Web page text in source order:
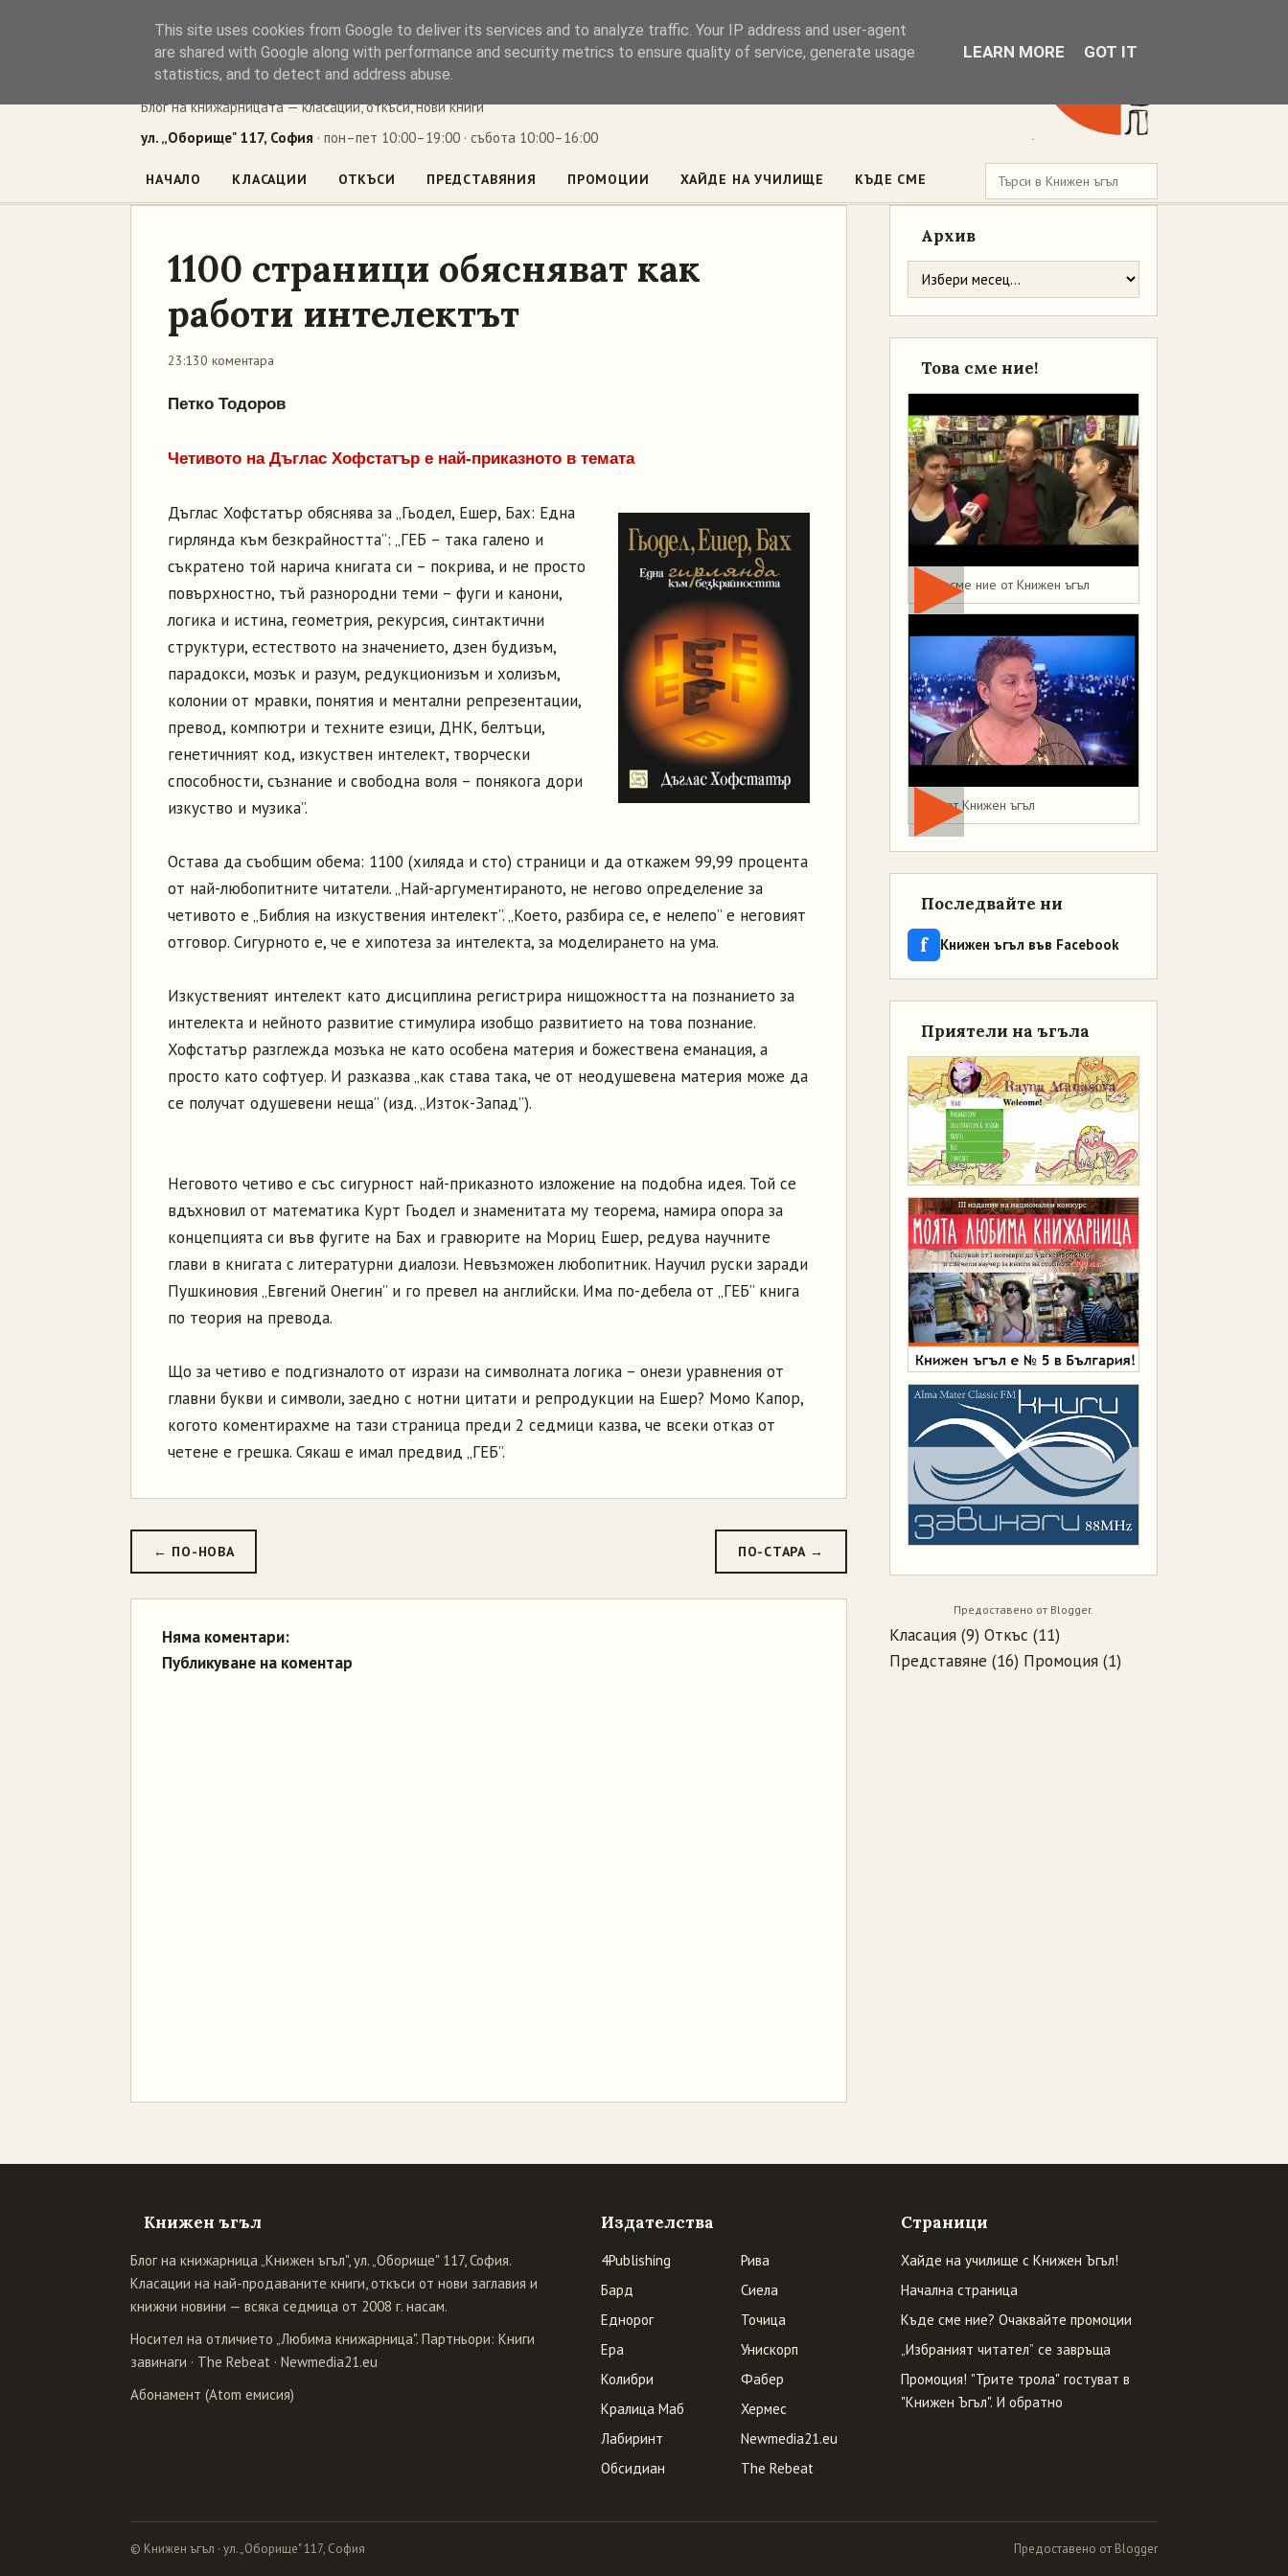
Книжен ъгъл
Блог на книжарницата — класации, откъси, нови книги
ул. „Оборище" 117, София · пон–пет 10:00–19:00 · събота 10:00–16:00
НАЧАЛО КЛАСАЦИИ ОТКЪСИ ПРЕДСТАВЯНИЯ ПРОМОЦИИ ХАЙДЕ НА УЧИЛИЩЕ КЪДЕ СМЕ
1100 страници обясняват как
работи интелектът
23:130 коментара
Петко Тодоров
Четивото на Дъглас Хофстатър е най-приказното в темата
Дъглас Хофстатър обяснява за „Гьодел, Ешер, Бах: Една
гирлянда към безкрайността”: „ГЕБ – така галено и
съкратено той нарича книгата си – покрива, и не просто
повърхностно, тъй разнородни теми – фуги и канони,
логика и истина, геометрия, рекурсия, синтактични
структури, естеството на значението, дзен будизъм,
парадокси, мозък и разум, редукционизъм и холизъм,
колонии от мравки, понятия и ментални репрезентации,
превод, компютри и техните езици, ДНК, белтъци,
генетичният код, изкуствен интелект, творчески
способности, съзнание и свободна воля – понякога дори
изкуство и музика”.
Остава да съобщим обема: 1100 (хиляда и сто) страници и да откажем 99,99 процента
от най-любопитните читатели. „Най-аргументираното, не негово определение за
четивото е „Библия на изкуствения интелект”. „Което, разбира се, е нелепо” е неговият
отговор. Сигурното е, че е хипотеза за интелекта, за моделирането на ума.
Изкуственият интелект като дисциплина регистрира нищожността на познанието за
интелекта и нейното развитие стимулира изобщо развитието на това познание.
Хофстатър разглежда мозъка не като особена материя и божествена еманация, а
просто като софтуер. И разказва „как става така, че от неодушевена материя може да
се получат одушевени неща” (изд. „Изток-Запад”).
Неговото четиво е със сигурност най-приказното изложение на подобна идея. Той се
вдъхновил от математика Курт Гьодел и знаменитата му теорема, намира опора за
концепцията си във фугите на Бах и гравюрите на Мориц Ешер, редува научните
глави в книгата с литературни диалози. Невъзможен любопитник. Научил руски заради
Пушкиновия „Евгений Онегин” и го превел на английски. Има по-дебела от „ГЕБ” книга
по теория на превода.
Що за четиво е подгизналото от изрази на символната логика – онези уравнения от
главни букви и символи, заедно с нотни цитати и репродукции на Ешер? Момо Капор,
когото коментирахме на тази страница преди 2 седмици казва, че всеки отказ от
четене е грешка. Сякаш е имал предвид „ГЕБ”.
← ПО-НОВА ПО-СТАРА →
Няма коментари:
Публикуване на коментар
Архив
Това сме ние!
Това сме ние от Книжен ъгъл
Мая от Книжен ъгъл
Последвайте ни
f Книжен ъгъл във Facebook
Приятели на ъгъла
Предоставено от Blogger.
Класация (9) Откъс (11)
Представяне (16) Промоция (1)
Книжен ъгъл
Блог на книжарница „Книжен ъгъл", ул. „Оборище" 117, София.
Класации на най-продаваните книги, откъси от нови заглавия и
книжни новини — всяка седмица от 2008 г. насам.
Носител на отличието „Любима книжарница". Партньори: Книги
завинаги · The Rebeat · Newmedia21.eu
Абонамент (Atom емисия)
Издателства
4Publishing
Бард
Еднорог
Ера
Колибри
Кралица Маб
Лабиринт
Обсидиан
Рива
Сиела
Точица
Унискорп
Фабер
Хермес
Newmedia21.eu
The Rebeat
Страници
Хайде на училище с Книжен Ъгъл!
Начална страница
Къде сме ние? Очаквайте промоции
„Избраният читател” се завръща
Промоция! "Трите трола" гостуват в
"Книжен Ъгъл". И обратно
© Книжен ъгъл · ул. „Оборище" 117, София Предоставено от Blogger
This site uses cookies from Google to deliver its services and to analyze traffic. Your IP address and user-agent
are shared with Google along with performance and security metrics to ensure quality of service, generate usage
statistics, and to detect and address abuse.
LEARN MORE GOT IT